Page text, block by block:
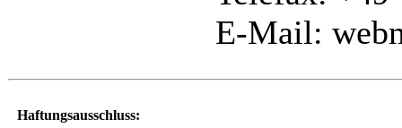
E-Mail:
Haftungsausschluss: